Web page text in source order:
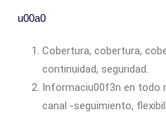
u00a0
Cobertura, cobertura,
continuidad, seguridad.
Informaciu00f3n en todo
canal -seguimiento,